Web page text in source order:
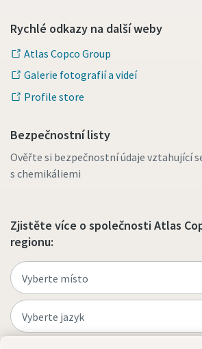
Rychlé odkazy na další weby
Atlas Copco Group
Galerie fotografií a videí
Profile store
Bezpečnostní listy
Ověřte si bezpečnostní údaje vztahující
s chemikáliemi
Zjistěte více o společnosti Atlas
regionu: